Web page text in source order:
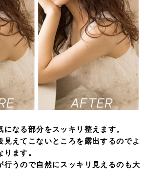
になる部分をスッキリ整えます。
見えてこないところを露出するのでよ
ます。
行うので自然にスッキリ見えるのも大